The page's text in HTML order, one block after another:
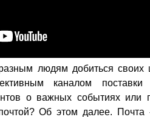
людям добиться
каналом
о важных событиях или
Об этом далее.